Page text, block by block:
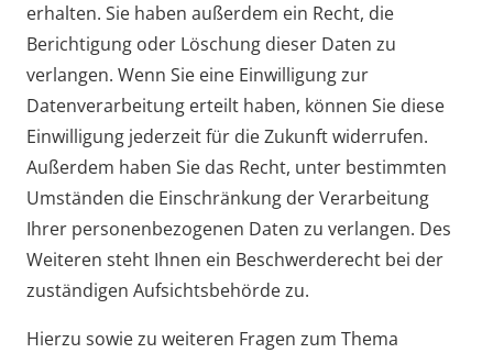
erhalten. Sie haben außerdem ein Recht, die
Berichtigung oder Löschung dieser Daten zu
verlangen. Wenn Sie eine Einwilligung zur
Datenverarbeitung erteilt haben, können Sie diese
Einwilligung jederzeit für die Zukunft widerrufen.
Außerdem haben Sie das Recht, unter bestimmten
Umständen die Einschränkung der Verarbeitung
Ihrer personenbezogenen Daten zu verlangen. Des
Weiteren steht Ihnen ein Beschwerderecht bei der
zuständigen Aufsichtsbehörde zu.
Hierzu sowie zu weiteren Fragen zum Thema